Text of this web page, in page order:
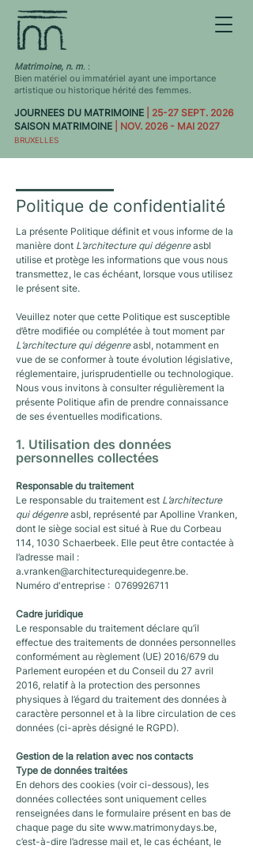
Matrimoine, n. m. :
Bien matériel ou immatériel ayant une importance
artistique ou historique hérité des femmes.
JOURNEES DU MATRIMOINE
| 25-27 SEPT. 2026
SAISON MATRIMOINE
| NOV. 2026 - MAI 2027
BRUXELLES
Politique de confidentialité
La présente Politique définit et vous informe de la
manière dont L’architecture qui dégenreasbl
utilise et protège les informations que vous nous
transmettez, le cas échéant, lorsque vous utilisez
le présent site.
Veuillez noter que cette Politique est susceptible
d’être modifiée ou complétée à tout moment par
L’architecture qui dégenreasbl, notamment en
vue de se conformer à toute évolution législative,
réglementaire, jurisprudentielle ou technologique.
Nous vous invitons à consulter régulièrement la
présente Politique afin de prendre connaissance
de ses éventuelles modifications.
1. Utilisation des données
personnelles collectées
Responsable du traitement
Le responsable du traitement est L’architecture
qui dégenreasbl, représenté par Apolline Vranken,
dont le siège social est situé à Rue du Corbeau
114, 1030 Schaerbeek. Elle peut être contactée à
l’adresse mail :
a.vranken@architecturequidegenre.be.
Numéro d'entreprise : 0769926711
Cadre juridique
Le responsable du traitement déclare qu’il
effectue des traitements de données personnelles
conformément au règlement (UE) 2016/679 du
Parlement européen et du Conseil du 27 avril
2016, relatif à la protection des personnes
physiques à l’égard du traitement des données à
caractère personnel et à la libre circulation de ces
données (ci-après désigné le RGPD).
Gestion de la relation avec nos contacts
Type de données traitées
En dehors des cookies (voir ci-dessous), les
données collectées sont uniquement celles
renseignées dans le formulaire présent en bas de
chaque page du site www.matrimonydays.be,
c’est-à-dire l’adresse mail et, le cas échéant, le